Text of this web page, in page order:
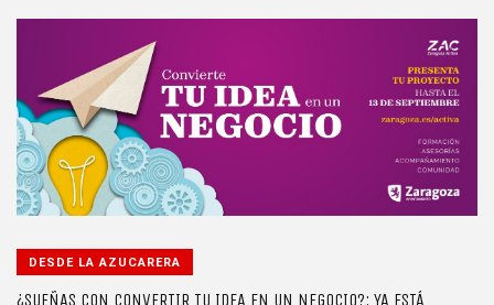
DESDE LA AZUCARERA